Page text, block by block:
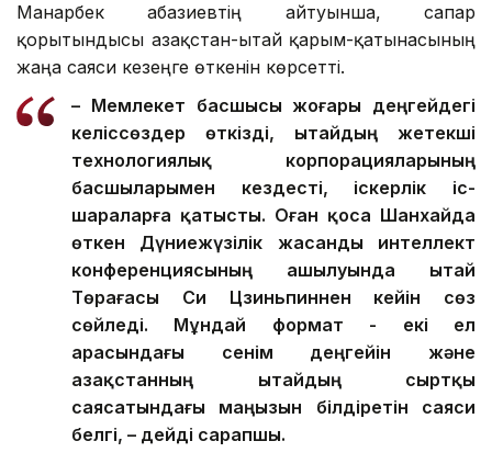
Манарбек Қабазиевтің айтуынша, сапар
қорытындысы Қазақстан-Қытай қарым-қатынасының
жаңа саяси кезеңге өткенін көрсетті.
– Мемлекет басшысы жоғары деңгейдегі
келіссөздер өткізді, Қытайдың жетекші
технологиялық корпорацияларының
басшыларымен кездесті, іскерлік іс-
шараларға қатысты. Оған қоса Шанхайда
өткен Дүниежүзілік жасанды интеллект
конференциясының ашылуында Қытай
Төрағасы Си Цзиньпиннен кейін сөз
сөйледі. Мұндай формат - екі ел
арасындағы сенім деңгейін және
Қазақстанның Қытайдың сыртқы
саясатындағы маңызын білдіретін саяси
белгі, – дейді сарапшы.